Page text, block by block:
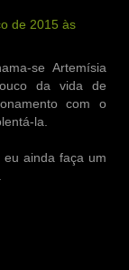
de 2015 às
se Artemísia
da vida de
com o
la.
ainda faça um